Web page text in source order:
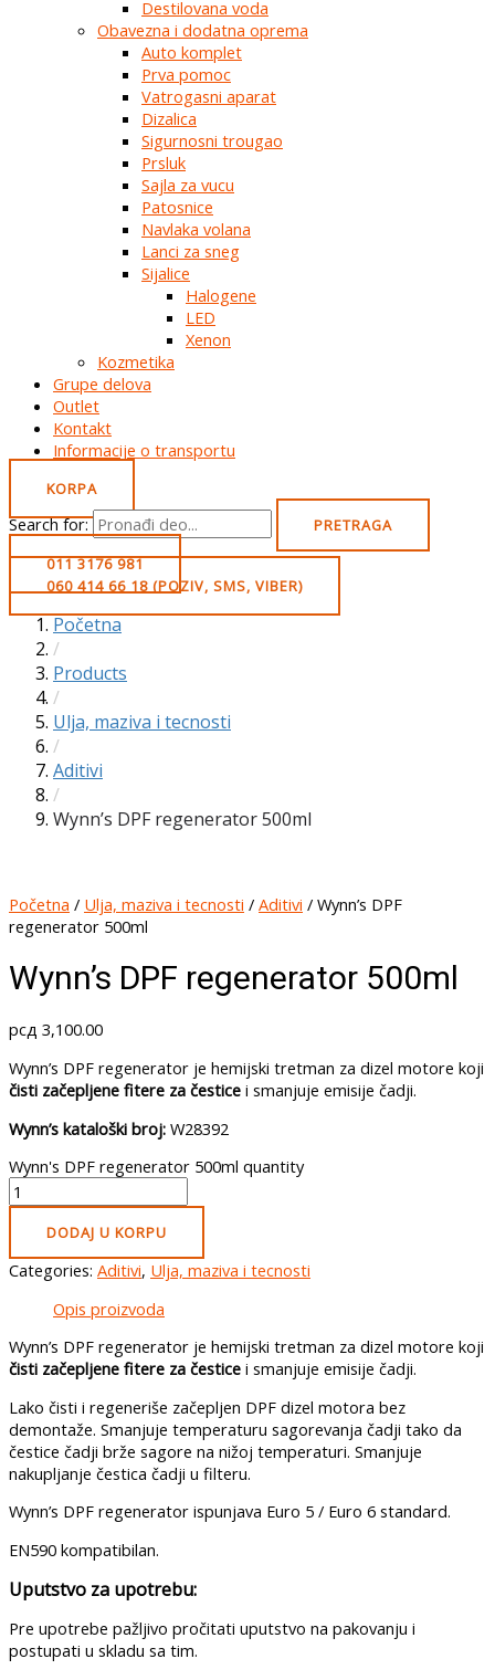
Destilovana voda
Obavezna i dodatna oprema
Auto komplet
Prva pomoc
Vatrogasni aparat
Dizalica
Sigurnosni trougao
Prsluk
Sajla za vucu
Patosnice
Navlaka volana
Lanci za sneg
Sijalice
Halogene
LED
Xenon
Kozmetika
Grupe delova
Outlet
Kontakt
Informacije o transportu
KORPA
Search for:
PRETRAGA
011 3176 981
060 414 66 18 (POZIV, SMS, VIBER)
Početna
/
Products
/
Ulja, maziva i tecnosti
/
Aditivi
/
Wynn’s DPF regenerator 500ml
Početna / Ulja, maziva i tecnosti / Aditivi / Wynn’s DPF
regenerator 500ml
Wynn’s DPF regenerator 500ml
рсд 3,100.00
Wynn’s DPF regenerator je hemijski tretman za dizel motore koji
čisti začepljene fitere za čestice i smanjuje emisije čadji.
Wynn’s kataloški broj: W28392
Wynn's DPF regenerator 500ml quantity
DODAJ U KORPU
Categories: Aditivi, Ulja, maziva i tecnosti
Opis proizvoda
Wynn’s DPF regenerator je hemijski tretman za dizel motore koji
čisti začepljene fitere za čestice i smanjuje emisije čadji.
Lako čisti i regeneriše začepljen DPF dizel motora bez
demontaže. Smanjuje temperaturu sagorevanja čadji tako da
čestice čadji brže sagore na nižoj temperaturi. Smanjuje
nakupljanje čestica čadji u filteru.
Wynn’s DPF regenerator ispunjava Euro 5 / Euro 6 standard.
EN590 kompatibilan.
Uputstvo za upotrebu:
Pre upotrebe pažljivo pročitati uputstvo na pakovanju i
postupati u skladu sa tim.